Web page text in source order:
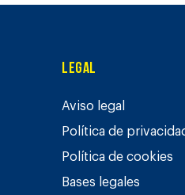
Legal
Aviso legal
Política de
Política de cookies
Bases legales